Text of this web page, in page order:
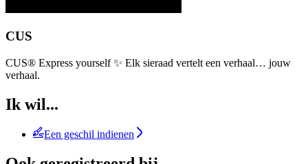
CUS
CUS® Express yourself ✨ Elk sieraad vertelt een verhaal… jouw
verhaal.
Ik wil...
Een geschil indienen